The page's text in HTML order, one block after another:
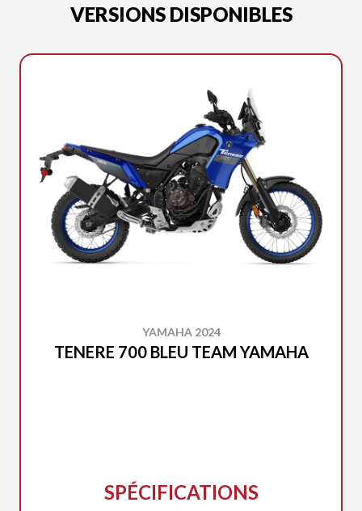
VERSIONS DISPONIBLES
YAMAHA 2024
TENERE 700 BLEU TEAM YAMAHA
SPÉCIFICATIONS